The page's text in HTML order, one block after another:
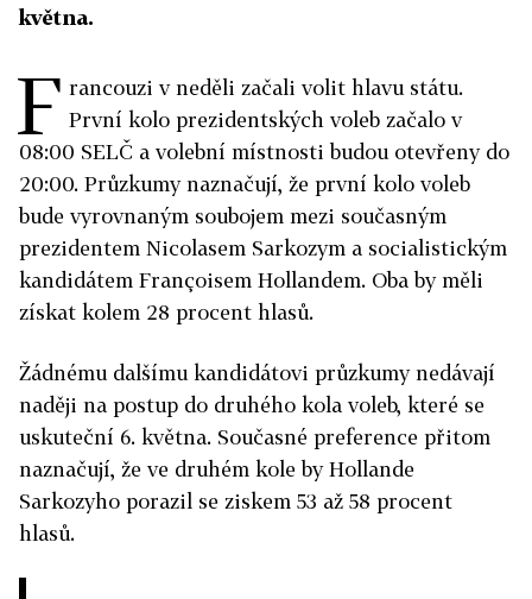
května.
F rancouzi v neděli začali volit hlavu státu.
První kolo prezidentských voleb začalo v
08:00 SELČ a volební místnosti budou otevřeny do
20:00. Průzkumy naznačují, že první kolo voleb
bude vyrovnaným soubojem mezi současným
prezidentem Nicolasem Sarkozym a socialistickým
kandidátem Françoisem Hollandem. Oba by měli
získat kolem 28 procent hlasů.
Žádnému dalšímu kandidátovi průzkumy nedávají
naději na postup do druhého kola voleb, které se
uskuteční 6. května. Současné preference přitom
naznačují, že ve druhém kole by Hollande
Sarkozyho porazil se ziskem 53 až 58 procent
hlasů.